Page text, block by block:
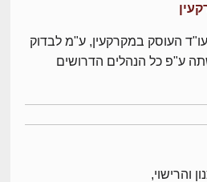
העוסק במקרקעין, ע"מ לבדוק
ע"פ כל הנהלים הדרושים
והרישוי,